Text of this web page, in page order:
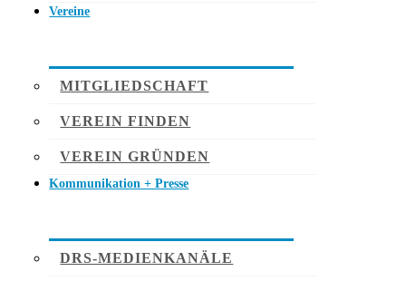
Vereine
MITGLIEDSCHAFT
VEREIN FINDEN
VEREIN GRÜNDEN
Kommunikation + Presse
DRS-MEDIENKANÄLE